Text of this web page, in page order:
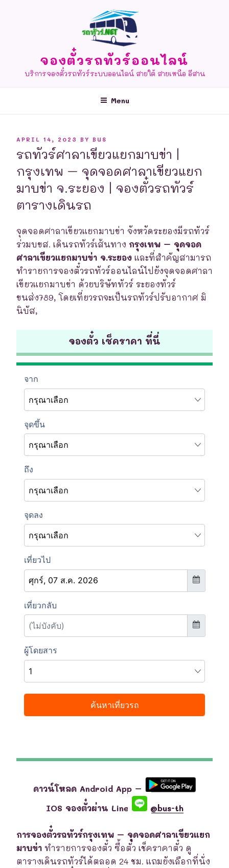
จองตั๋วรถทัวร์ออนไลน์
บริการจองตั๋วรถทัวร์ระบบออนไลน์ สายใต้ สายเหนือ อีสาน
Menu
POSTED
APRIL 14, 2023 BY BUS
รถทัวร์ศาลาเขียวแยกมาบข่า |
กรุงเทพ – จุดจอดศาลาเขียวแยก
มาบข่า จ.ระยอง | จองตั๋วรถทัวร์
ตารางเดินรถ
จุดจอดศาลาเขียวแยกมาบข่า จังหวัดระยองมีรถทัวร์
ร่วมบขส. เดินรถทัวร์เส้นทาง กรุงเทพ – จุดจอด
ศาลาเขียวแยกมาบข่า จ.ระยอง และที่สำคัญสามารถ
ทำรายการจองตั๋วรถทัวร์ออนไลน์ไปยังจุดจอดศาลา
เขียวแยกมาบข่า ด้วยบริษัททัวร์ ระยองทัวร์
ขนส่ง789, โดยเที่ยวรถจะเป็นรถทัวร์ปรับอากาศ มิ
นิบัส,
จองตั๋ว เช็คราคา ที่นี่
ดาวน์โหลด Android App –
IOS จองตั๋วผ่าน Line
@bus-th
การจองตั๋วรถทัวร์กรุงเทพ – จุดจอดศาลาเขียวแยก
มาบข่า ทำรายการจองตั๋ว ซื้อตั๋ว เช็คราคาตั๋ว ดู
ตารางเดินรถทัวร์ได้ตลอด 24 ชม. แถมยังเลือกที่นั่ง